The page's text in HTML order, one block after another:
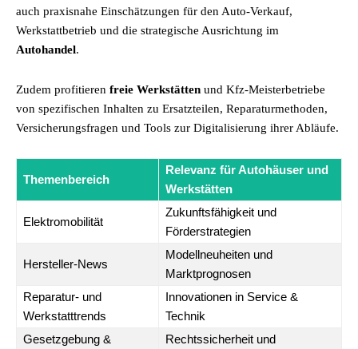
auch praxisnahe Einschätzungen für den Auto-Verkauf,
Werkstattbetrieb und die strategische Ausrichtung im
Autohandel.
Zudem profitieren freie Werkstätten und Kfz-Meisterbetriebe
von spezifischen Inhalten zu Ersatzteilen, Reparaturmethoden,
Versicherungsfragen und Tools zur Digitalisierung ihrer Abläufe.
Themenbereich
Relevanz für Autohäuser und
Werkstätten
Elektromobilität
Zukunftsfähigkeit und
Förderstrategien
Hersteller-News
Modellneuheiten und
Marktprognosen
Reparatur- und
Werkstatttrends
Innovationen in Service &
Technik
Gesetzgebung &
Rechtssicherheit und